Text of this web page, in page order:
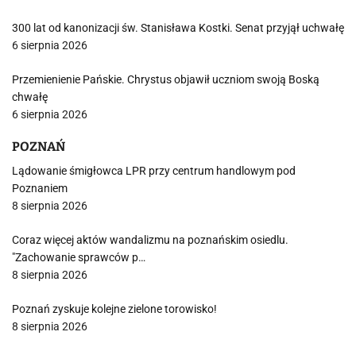
300 lat od kanonizacji św. Stanisława Kostki. Senat przyjął uchwałę
6 sierpnia 2026
Przemienienie Pańskie. Chrystus objawił uczniom swoją Boską
chwałę
6 sierpnia 2026
POZNAŃ
Lądowanie śmigłowca LPR przy centrum handlowym pod
Poznaniem
8 sierpnia 2026
Coraz więcej aktów wandalizmu na poznańskim osiedlu.
"Zachowanie sprawców p…
8 sierpnia 2026
Poznań zyskuje kolejne zielone torowisko!
8 sierpnia 2026